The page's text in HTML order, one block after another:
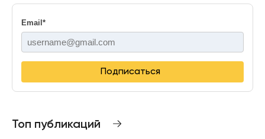
Email *
Подписаться
Топ публикаций